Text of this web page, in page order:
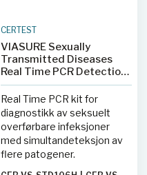
CERTEST
VIASURE Sexually
Transmitted Diseases
Real Time PCR Detection
Kit
Real Time PCR kit for
diagnostikk av seksuelt
overførbare infeksjoner
med simultandeteksjon av
flere patogener.